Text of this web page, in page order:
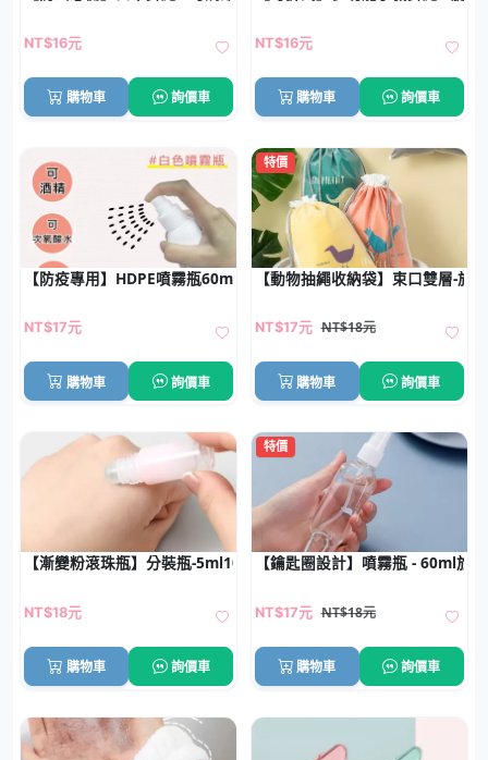
NT$16元
購物車 詢價車
NT$16元
購物車 詢價車
【防疫專用】HDPE噴霧瓶60ml-75%酒精適用
NT$17元
購物車 詢價車
特價
【動物抽繩收納袋】束口雙層-旅
NT$17元 NT$18元
購物車 詢價車
【漸變粉滾珠瓶】分裝瓶-5ml10ml香水精油便攜瓶
NT$18元
購物車 詢價車
特價
【鑰匙圈設計】噴霧瓶 - 60ml旅
NT$17元 NT$18元
購物車 詢價車